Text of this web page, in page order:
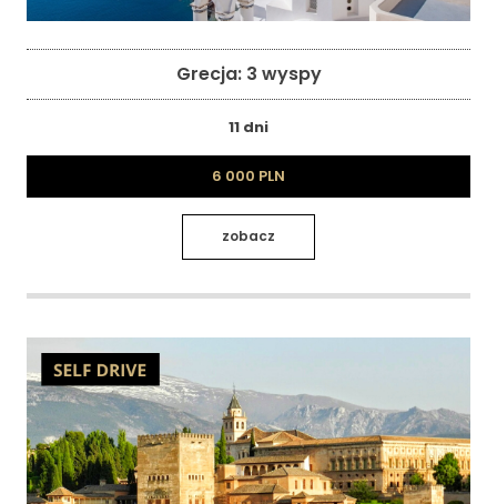
Grecja: 3 wyspy
11 dni
6 000 PLN
zobacz